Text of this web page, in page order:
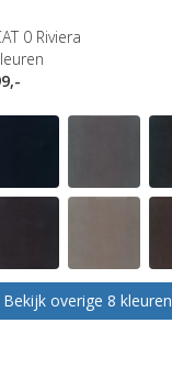
0 Riviera
Bekijk overige 8 kleuren